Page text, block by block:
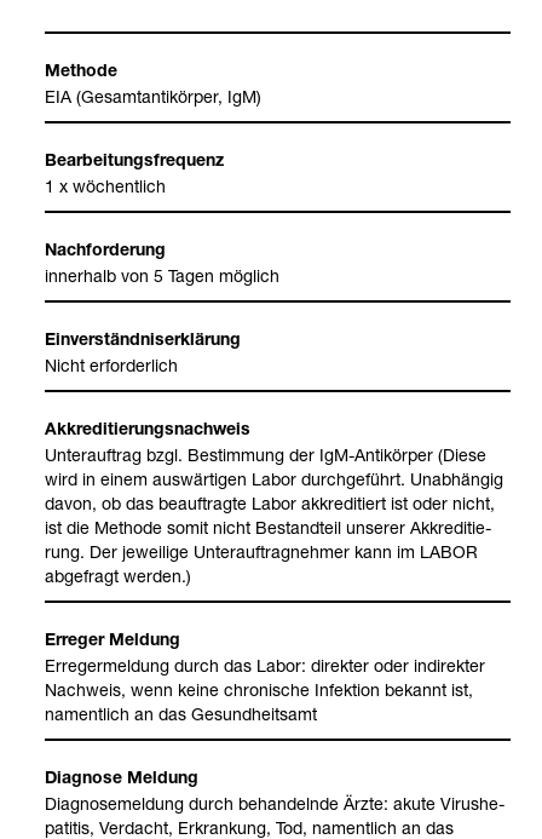
Methode
EIA (Gesamt­an­ti­kör­per, IgM)
Bear­bei­tungs­fre­quenz
1 x wöchent­lich
Nach­for­de­rung
inner­halb von 5 Tagen mög­lich
Ein­ver­ständ­nis­er­klä­rung
Nicht erfor­der­lich
Akkre­di­tie­rungs­nach­weis
Unter­auf­trag bzgl. Bestim­mung der IgM-​Anti­kör­per (Diese
wird in einem aus­wär­ti­gen Labor durch­ge­führt. Unab­hän­gig
davon, ob das beauf­tragte Labor akkre­di­tiert ist oder nicht,
ist die Methode somit nicht Bestand­teil unse­rer Akkre­di­tie­
rung. Der jewei­lige Unter­auf­trag­neh­mer kann im LABOR
abge­fragt wer­den.)
Erre­ger Mel­dung
Erre­ger­mel­dung durch das Labor: direk­ter oder indi­rek­ter
Nach­weis, wenn keine chro­ni­sche Infek­tion bekannt ist,
nament­lich an das Gesund­heits­amt
Dia­gnose Mel­dung
Dia­gno­se­mel­dung durch behan­delnde Ärzte: akute Virus­he­
pa­ti­tis, Ver­dacht, Erkran­kung, Tod, nament­lich an das